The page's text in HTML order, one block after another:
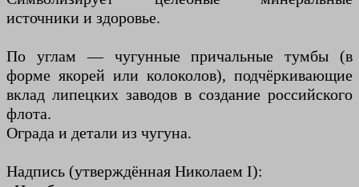
источники и здоровье.
По углам — чугунные причальные тумбы (в
форме якорей или колоколов), подчёркивающие
вклад липецких заводов в создание российского
флота.
Ограда и детали из чугуна.
Надпись (утверждённая Николаем I):